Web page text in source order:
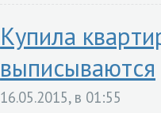
Купила
выписываются
16.05.2015, в 01:55